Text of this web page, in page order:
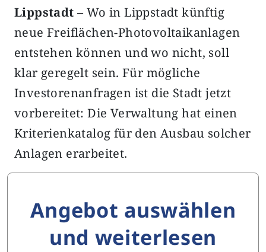
Lippstadt – Wo in Lippstadt künftig
neue Freiflächen-Photovoltaikanlagen
entstehen können und wo nicht, soll
klar geregelt sein. Für mögliche
Investorenanfragen ist die Stadt jetzt
vorbereitet: Die Verwaltung hat einen
Kriterienkatalog für den Ausbau solcher
Anlagen erarbeitet.
Angebot auswählen
und weiterlesen